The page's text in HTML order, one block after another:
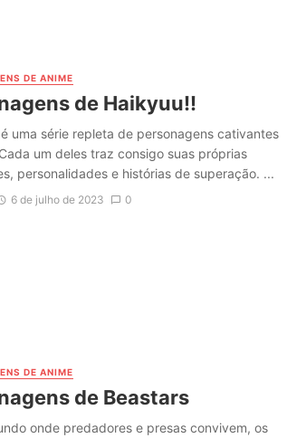
DE ANIME
de Haikyuu!!
uma série repleta de personagens cativantes
um deles traz consigo suas próprias
personalidades e histórias de superação. ...
6 de julho de 2023 0
DE ANIME
de Beastars
onde predadores e presas convivem, os